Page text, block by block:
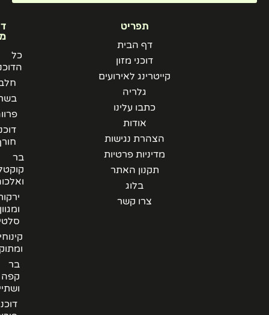
תפריט
דף הבית
דוכני מזון
קייטרינג לאירועים
גלריה
כתבו עלינו
אודות
הצהרת נגישות
מדיניות פרטיות
תקנון האתר
בלוג
צרו קשר
דוכני
מזון
הדוכנים
חלבי
בשרי
פרווה
דוכני
חורף
קוקטלים
ואלכוהל
ירקות
ומגוון
סלטים
קינוחים
ומתוקים
קפה
ושתייה
דוכני